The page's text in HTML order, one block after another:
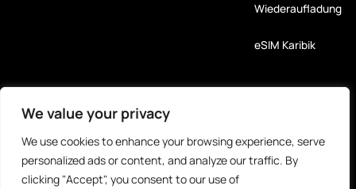
We value your privacy
We use cookies to enhance your browsing experience, serve
personalized ads or content, and analyze our traffic. By
clicking "Accept", you consent to our use of
Wiederaufladung
eSIM Karibik
Partner